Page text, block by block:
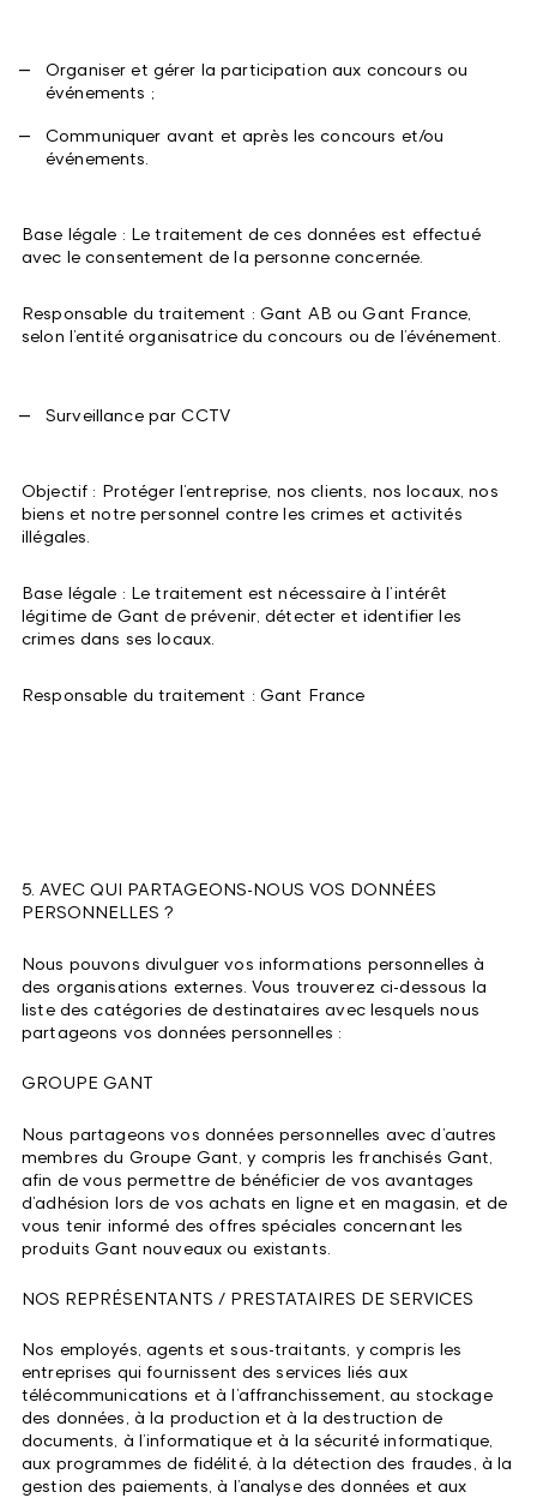
Organiser et gérer la participation aux concours ou
événements ;
Communiquer avant et après les concours et/ou
événements.
Base légale : Le traitement de ces données est effectué
avec le consentement de la personne concernée.
Responsable du traitement : Gant AB ou Gant France,
selon l’entité organisatrice du concours ou de l’événement.
Surveillance par CCTV
Objectif : Protéger l’entreprise, nos clients, nos locaux, nos
biens et notre personnel contre les crimes et activités
illégales.
Base légale : Le traitement est nécessaire à l’intérêt
légitime de Gant de prévenir, détecter et identifier les
crimes dans ses locaux.
Responsable du traitement : Gant France
5. AVEC QUI PARTAGEONS-NOUS VOS DONNÉES
PERSONNELLES ?
Nous pouvons divulguer vos informations personnelles à
des organisations externes. Vous trouverez ci-dessous la
liste des catégories de destinataires avec lesquels nous
partageons vos données personnelles :
GROUPE GANT
Nous partageons vos données personnelles avec d’autres
membres du Groupe Gant, y compris les franchisés Gant,
afin de vous permettre de bénéficier de vos avantages
d’adhésion lors de vos achats en ligne et en magasin, et de
vous tenir informé des offres spéciales concernant les
produits Gant nouveaux ou existants.
NOS REPRÉSENTANTS / PRESTATAIRES DE SERVICES
Nos employés, agents et sous-traitants, y compris les
entreprises qui fournissent des services liés aux
télécommunications et à l’affranchissement, au stockage
des données, à la production et à la destruction de
documents, à l’informatique et à la sécurité informatique,
aux programmes de fidélité, à la détection des fraudes, à la
gestion des paiements, à l’analyse des données et aux